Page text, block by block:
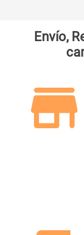
Envío,